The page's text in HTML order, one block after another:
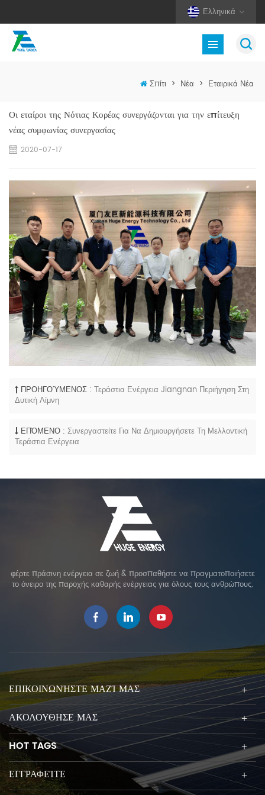
Ελληνικά
Σπίτι > Νέα > Εταιρικά Νέα
Οι εταίροι της Νότιας Κορέας συνεργάζονται για την επίτευξη
νέας συμφωνίας συνεργασίας
2020-07-17
ΠΡΟΗΓΟΎΜΕΝΟΣ : Τεράστια Ενέργεια Jiangnan Περιήγηση Στη
Δυτική Λίμνη
ΕΠΌΜΕΝΟ : Συνεργαστείτε Για Να Δημιουργήσετε Τη Μελλοντική
Τεράστια Ενέργεια
φέρτε πράσινη ενέργεια σε ζωή & προσπαθήστε να πραγματοποιήσετε
το όνειρο της παροχής καθαρής ενέργειας για όλους τους ανθρώπους.
ΕΠΙΚΟΙΝΩΝΉΣΤΕ ΜΑΖΊ ΜΑΣ
ΑΚΟΛΟΥΘΗΣΕ ΜΑΣ
HOT TAGS
ΕΓΓΡΑΦΕΊΤΕ